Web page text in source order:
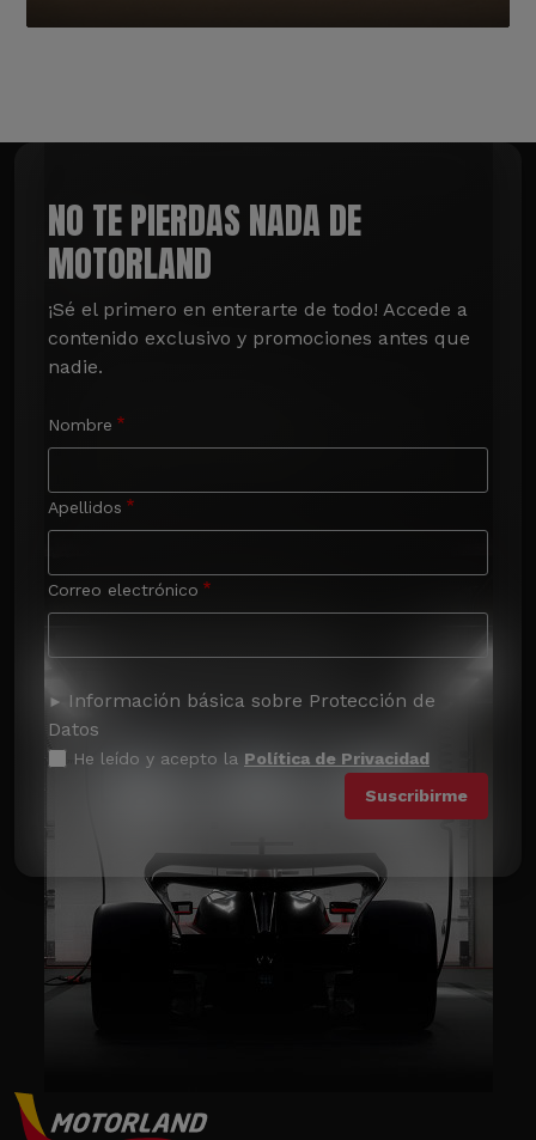
NO TE PIERDAS NADA DE
MOTORLAND
¡Sé el primero en enterarte de todo! Accede a
contenido exclusivo y promociones antes que
nadie.
Nombre
Apellidos
Correo electrónico
Información básica sobre Protección de
Datos
He leído y acepto la Política de Privacidad